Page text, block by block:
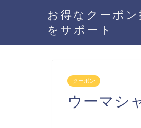
お得なクーポン
をサポート
クーポン
ウーマシ